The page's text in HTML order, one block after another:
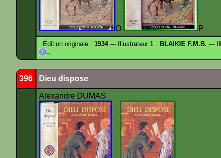
O P
Édition originale :1934--- Illustrateur 1 : BLAIKIE F.M.B. ---
--
396 Dieu dispose
Alexandre DUMAS